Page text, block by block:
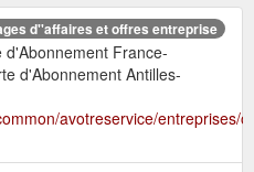
d''affaires et offres entreprise
France-
d'Abonnement Antilles-
avotreservice/entreprises/